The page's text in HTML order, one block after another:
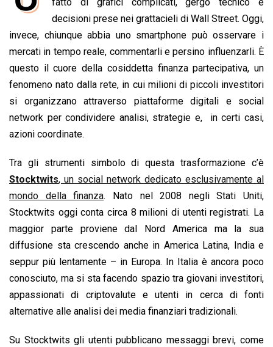
o
o
k
s
A
p
p
e
d
I
n
a
s
l
L
i
n
k
t
decisioni prese nei grattacieli di Wall Street. Oggi,
invece, chiunque abbia uno smartphone può osservare i
mercati in tempo reale, commentarli e persino influenzarli. È
questo il cuore della cosiddetta finanza partecipativa, un
fenomeno nato dalla rete, in cui milioni di piccoli investitori
si organizzano attraverso piattaforme digitali e social
network per condividere analisi, strategie e, in certi casi,
azioni coordinate.
Tra gli strumenti simbolo di questa trasformazione c’è
Stocktwits, un social network dedicato esclusivamente al
mondo della finanza. Nato nel 2008 negli Stati Uniti,
Stocktwits oggi conta circa 8 milioni di utenti registrati. La
maggior parte proviene dal Nord America ma la sua
diffusione sta crescendo anche in America Latina, India e
seppur più lentamente – in Europa. In Italia è ancora poco
conosciuto, ma si sta facendo spazio tra giovani investitori,
appassionati di criptovalute e utenti in cerca di fonti
alternative alle analisi dei media finanziari tradizionali.
Su Stocktwits gli utenti pubblicano messaggi brevi, come